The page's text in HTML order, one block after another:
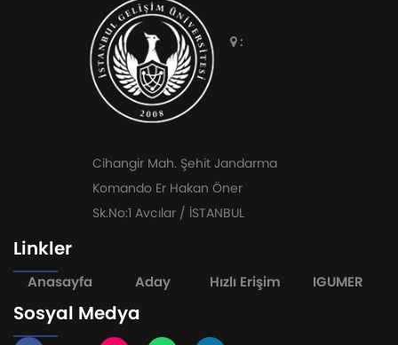
:
Cihangir Mah. Şehit Jandarma
Komando Er Hakan Öner
Sk.No:1 Avcılar / İSTANBUL
Linkler
Anasayfa Aday Hızlı Erişim IGUMER
Sosyal Medya